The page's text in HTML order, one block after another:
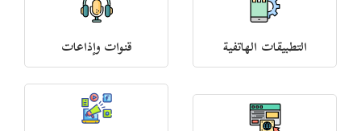
التطبيقات الهاتفية قنوات وإذاعات